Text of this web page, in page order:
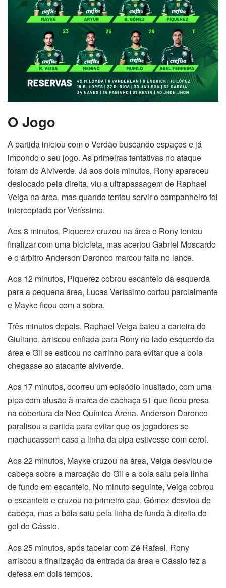
O Jogo
A partida iniciou com o Verdão buscando espaços e já
impondo o seu jogo. As primeiras tentativas no ataque
foram do Alviverde. Já aos dois minutos, Rony apareceu
deslocado pela direita, viu a ultrapassagem de Raphael
Veiga na área, mas quando tentou servir o companheiro foi
interceptado por Veríssimo.
Aos 8 minutos, Piquerez cruzou na área e Rony tentou
finalizar com uma bicicleta, mas acertou Gabriel Moscardo
e o árbitro Anderson Daronco marcou falta no lance.
Aos 12 minutos, Piquerez cobrou escanteio da esquerda
para a pequena área, Lucas Veríssimo cortou parcialmente
e Mayke ficou com a sobra.
Três minutos depois, Raphael Veiga bateu a carteira do
Giuliano, arriscou enfiada para Rony no lado esquerdo da
área e Gil se esticou no carrinho para evitar que a bola
chegasse ao atacante alviverde.
Aos 17 minutos, ocorreu um episódio inusitado, com uma
pipa com alusão à marca de cachaça 51 que ficou presa
na cobertura da Neo Química Arena. Anderson Daronco
paralisou a partida para evitar que os jogadores se
machucassem caso a linha da pipa estivesse com cerol.
Aos 22 minutos, Mayke cruzou na área, Veiga desviou de
cabeça sobre a marcação do Gil e a bola saiu pela linha
de fundo em escanteio. No minuto seguinte, Veiga cobrou
o escanteio e cruzou no primeiro pau, Gómez desviou de
cabeça, mas a bola saiu pela linha de fundo à direita do
gol do Cássio.
Aos 25 minutos, após tabelar com Zé Rafael, Rony
arriscou a finalização da entrada da área e Cássio fez a
defesa em dois tempos.